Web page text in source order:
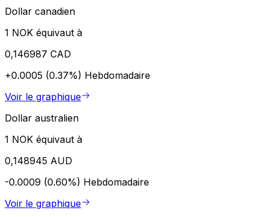
Dollar canadien
1 NOK équivaut à
0,146987 CAD
+0.0005 (0.37%) Hebdomadaire
Voir le graphique
Dollar australien
1 NOK équivaut à
0,148945 AUD
-0.0009 (0.60%) Hebdomadaire
Voir le graphique